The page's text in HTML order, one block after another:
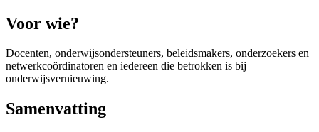
Voor wie?
Docenten, onderwijsondersteuners, beleidsmakers, onderzoekers en
netwerkcoördinatoren en iedereen die betrokken is bij
onderwijsvernieuwing.
Samenvatting